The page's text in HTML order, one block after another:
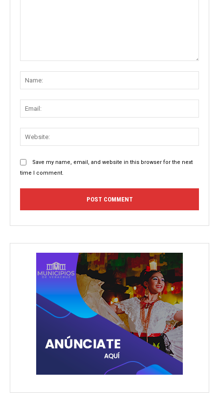
Save my name, email, and website in this browser for the next
time I comment.